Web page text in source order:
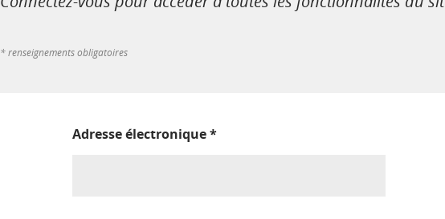
* renseignements obligatoires
Adresse électronique*